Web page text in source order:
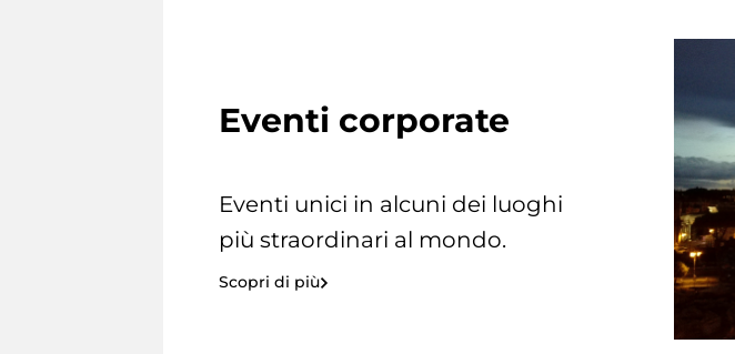
Eventi corporate
Eventi unici in alcuni dei luoghi
più straordinari al mondo.
Scopri di più